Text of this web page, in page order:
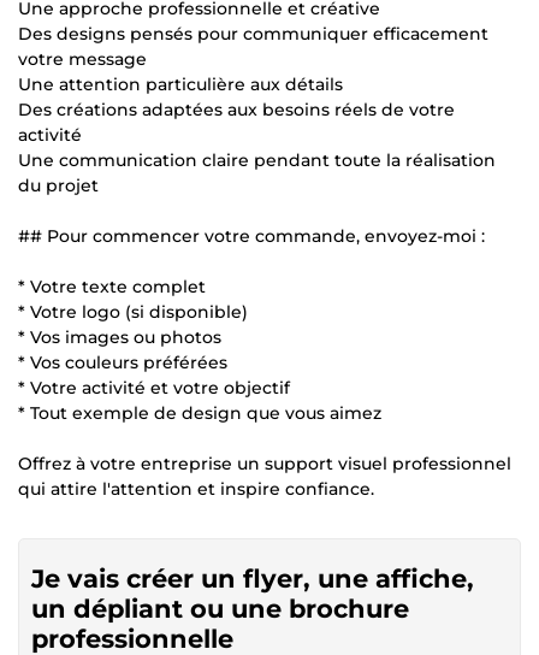
Une approche professionnelle et créative
Des designs pensés pour communiquer efficacement
votre message
Une attention particulière aux détails
Des créations adaptées aux besoins réels de votre
activité
Une communication claire pendant toute la réalisation
du projet
## Pour commencer votre commande, envoyez-moi :
* Votre texte complet
* Votre logo (si disponible)
* Vos images ou photos
* Vos couleurs préférées
* Votre activité et votre objectif
* Tout exemple de design que vous aimez
Offrez à votre entreprise un support visuel professionnel
qui attire l'attention et inspire confiance.
Je vais créer un flyer, une affiche,
un dépliant ou une brochure
professionnelle